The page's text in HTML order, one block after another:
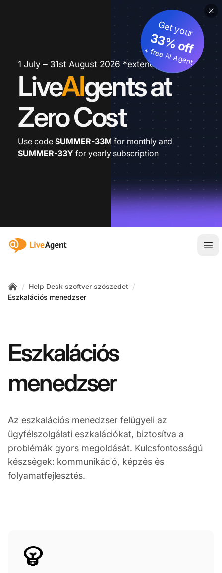
1 July – 31st August 2026 *extended
LiveAIgents at
Zero Cost
Get your
33% off
+ free AI Agent
Use code SUMMER-33M for monthly and
SUMMER-33Y for yearly subscription
:site.title
Home
/ Help Desk szoftver szószedet /
Eszkalációs menedzser
Eszkalációs
menedzser
Az eszkalációs menedzser felügyeli az
ügyfélszolgálati eszkalációkat, biztosítva a
problémák gyors megoldását. Kulcsfontosságú
készségek: kommunikáció, képzés és
folyamatfejlesztés.